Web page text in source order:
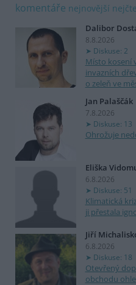
komentáře nejnovější
Dalibor
8.8.2026
Diskuse: 2
Místo kosení
invazních
o zeleň ve
Jan Palaščák
7.8.2026
Diskuse: 13
Ohrožuje
Eliška
6.8.2026
Diskuse: 51
Klimatická
ji přestala
Jiří
6.8.2026
Diskuse: 18
Otevřený
obchodu